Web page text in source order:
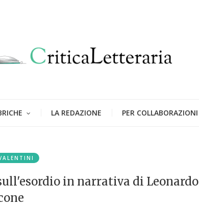
LA REDAZIONE PER COLLABORAZIONI
in narrativa di Leonardo